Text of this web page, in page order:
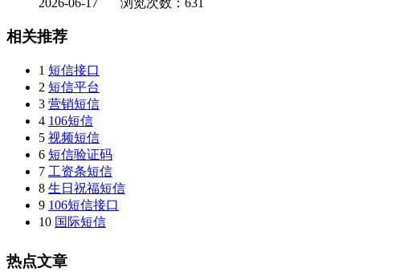
相关推荐
1 短信接口
2 短信平台
3 营销短信
4 106短信
5 视频短信
6 短信验证码
7 工资条短信
8 生日祝福短信
9 106短信接口
10 国际短信
热点文章